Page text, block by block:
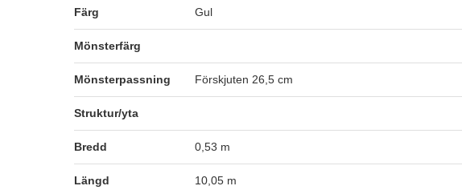
Färg Gul
Mönsterfärg
Mönsterpassning Förskjuten 26,5 cm
Struktur/yta
Bredd 0,53 m
Längd 10,05 m